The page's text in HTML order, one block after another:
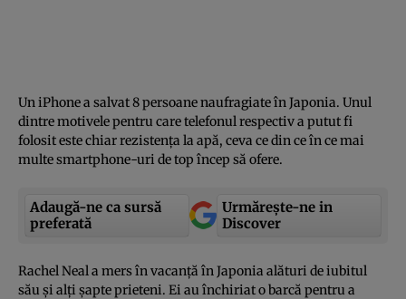
Un iPhone a salvat 8 persoane naufragiate în Japonia. Unul
dintre motivele pentru care telefonul respectiv a putut fi
folosit este chiar rezistenţa la apă, ceva ce din ce în ce mai
multe smartphone-uri de top încep să ofere.
Adaugă-ne ca sursă
preferată
Urmărește-ne in
Discover
Rachel Neal a mers în vacanţă în Japonia alături de iubitul
său şi alţi şapte prieteni. Ei au închiriat o barcă pentru a